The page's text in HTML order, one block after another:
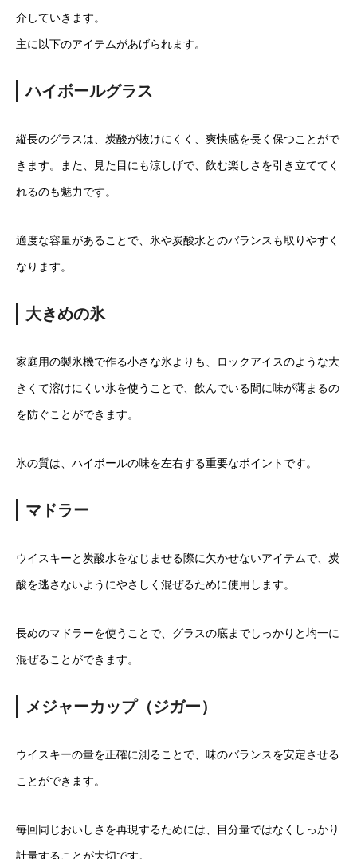
介していきます。
主に以下のアイテムがあげられます。
ハイボールグラス
縦長のグラスは、炭酸が抜けにくく、爽快感を長く保つことがで
きます。また、見た目にも涼しげで、飲む楽しさを引き立ててく
れるのも魅力です。
適度な容量があることで、氷や炭酸水とのバランスも取りやすく
なります。
大きめの氷
家庭用の製氷機で作る小さな氷よりも、ロックアイスのような大
きくて溶けにくい氷を使うことで、飲んでいる間に味が薄まるの
を防ぐことができます。
氷の質は、ハイボールの味を左右する重要なポイントです。
マドラー
ウイスキーと炭酸水をなじませる際に欠かせないアイテムで、炭
酸を逃さないようにやさしく混ぜるために使用します。
長めのマドラーを使うことで、グラスの底までしっかりと均一に
混ぜることができます。
メジャーカップ（ジガー）
ウイスキーの量を正確に測ることで、味のバランスを安定させる
ことができます。
毎回同じおいしさを再現するためには、目分量ではなくしっかり
計量することが大切です。